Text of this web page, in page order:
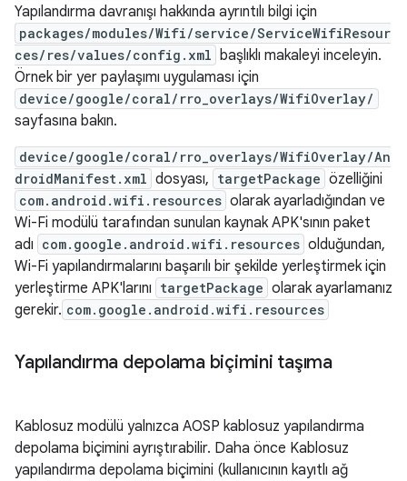
Yapılandırma davranışı hakkında ayrıntılı bilgi için
packages/modules/Wifi/service/ServiceWifiResour
ces/res/values/config.xml
başlıklı makaleyi inceleyin.
Örnek bir yer paylaşımı uygulaması için
device/google/coral/rro_overlays/WifiOverlay/
sayfasına bakın.
device/google/coral/rro_overlays/WifiOverlay/An
droidManifest.xml dosyası, targetPackage özelliğini
com.android.wifi.resources olarak ayarladığından ve
Wi-Fi modülü tarafından sunulan kaynak APK'sının paket
adı com.google.android.wifi.resources olduğundan,
Wi-Fi yapılandırmalarını başarılı bir şekilde yerleştirmek için
yerleştirme APK'larını targetPackage olarak ayarlamanız
gerekir. com.google.android.wifi.resources
Yapılandırma depolama biçimini taşıma
Kablosuz modülü yalnızca AOSP kablosuz yapılandırma
depolama biçimini ayrıştırabilir. Daha önce Kablosuz
yapılandırma depolama biçimini (kullanıcının kayıtlı ağ